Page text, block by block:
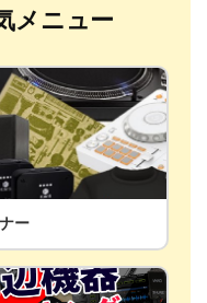
メニュー
ー